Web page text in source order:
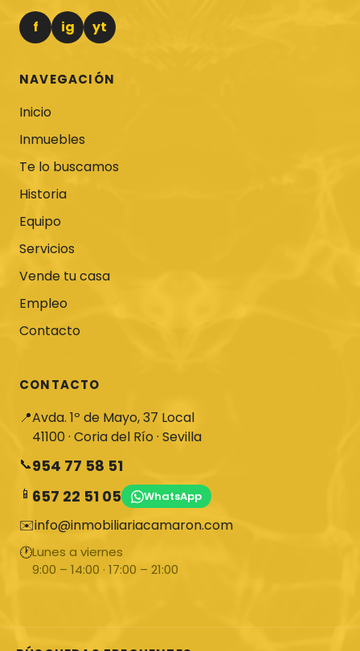
f ig yt
NAVEGACIÓN
Inicio
Inmuebles
Te lo buscamos
Historia
Equipo
Servicios
Vende tu casa
Empleo
Contacto
CONTACTO
📍Avda. 1º de Mayo, 37 Local
41100 · Coria del Río · Sevilla
📞954 77 58 51
📱 657 22 51 05 WhatsApp
✉️info@inmobiliariacamaron.com
🕐Lunes a viernes
9:00 – 14:00 · 17:00 – 21:00